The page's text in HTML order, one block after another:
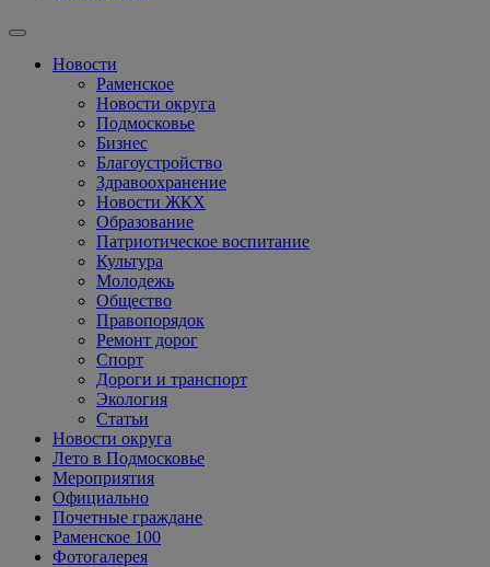
Новости
Раменское
Новости округа
Подмосковье
Бизнес
Благоустройство
Здравоохранение
Новости ЖКХ
Образование
Патриотическое воспитание
Культура
Молодежь
Общество
Правопорядок
Ремонт дорог
Спорт
Дороги и транспорт
Экология
Статьи
Новости округа
Лето в Подмосковье
Мероприятия
Официально
Почетные граждане
Раменское 100
Фотогалерея